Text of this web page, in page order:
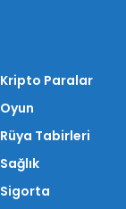
Kripto Paralar
Oyun
Rüya Tabirleri
Sağlık
Sigorta